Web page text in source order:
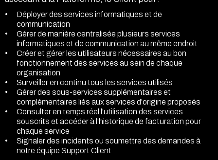
Déployer des services informatiques et de
communication
Gérer de manière centralisée plusieurs services
informatiques et de communication au même endroit
Créer et gérer les utilisateurs nécessaires au bon
fonctionnement des services au sein de chaque
organisation
Surveiller en continu tous les services utilisés
Gérer des sous-services supplémentaires et
complémentaires liés aux services d'origine proposés
Consulter en temps réel l'utilisation des services
souscrits et accéder à l'historique de facturation pour
chaque service
Signaler des incidents ou soumettre des demandes à
notre équipe Support Client